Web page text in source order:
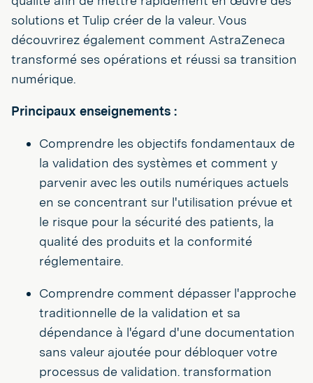
solutions et Tulip créer de la valeur. Vous
découvrirez également comment AstraZeneca
transformé ses opérations et réussi sa transition
numérique.
Principaux enseignements :
Comprendre les objectifs fondamentaux de
la validation des systèmes et comment y
parvenir avec les outils numériques actuels
en se concentrant sur l'utilisation prévue et
le risque pour la sécurité des patients, la
qualité des produits et la conformité
réglementaire.
Comprendre comment dépasser l'approche
traditionnelle de la validation et sa
dépendance à l'égard d'une documentation
sans valeur ajoutée pour débloquer votre
processus de validation. transformation